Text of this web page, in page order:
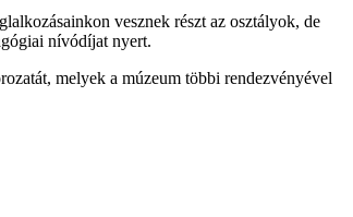
vesznek részt az osztályok, de
nívódíjat nyert.
melyek a múzeum többi rendezvényével